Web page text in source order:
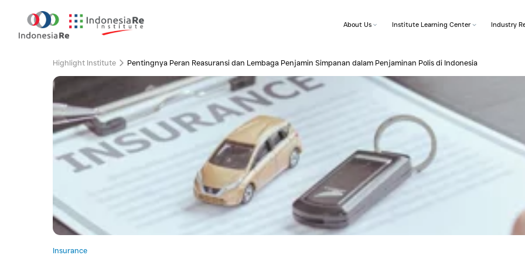
About Us
Highlight Institute Pentingnya Peran Reasuransi dan Lembaga Penjamin Simpanan dalam Penjaminan